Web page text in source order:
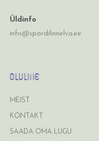
Üldinfo
info@spordilinnelva.ee
Oluline
MEIST
KONTAKT
SAADA OMA LUGU